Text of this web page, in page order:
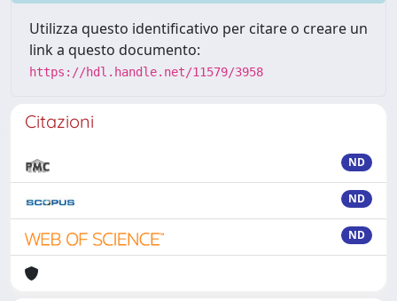
Utilizza questo identificativo per citare o creare un
link a questo documento:
https://hdl.handle.net/11579/3958
Citazioni
ND
ND
ND